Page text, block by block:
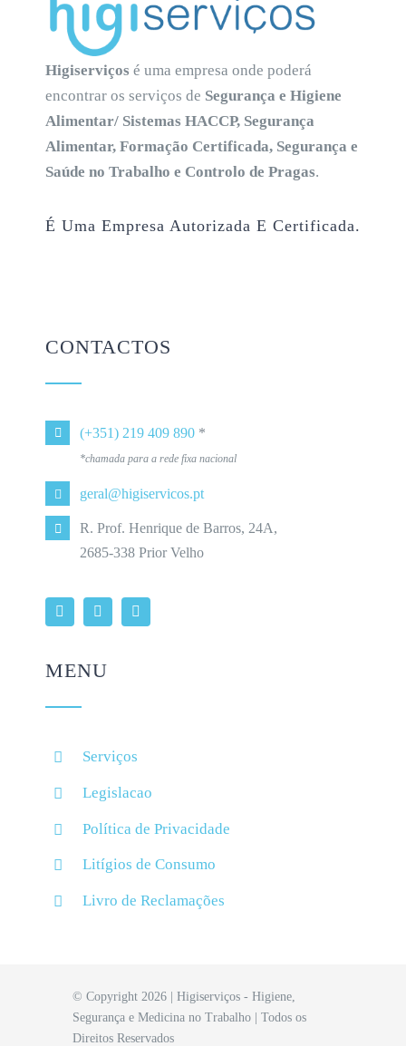
Higiserviços é uma empresa onde poderá
encontrar os serviços de Segurança e Higiene
Alimentar/ Sistemas HACCP, Segurança
Alimentar, Formação Certificada, Segurança e
Saúde no Trabalho e Controlo de Pragas.
É Uma Empresa Autorizada E Certificada.
CONTACTOS
(+351) 219 409 890 *
*chamada para a rede fixa nacional
geral@higiservicos.pt
R. Prof. Henrique de Barros, 24A,
2685-338 Prior Velho
MENU
Serviços
Legislacao
Política de Privacidade
Litígios de Consumo
Livro de Reclamações
© Copyright 2026 | Higiserviços - Higiene,
Segurança e Medicina no Trabalho | Todos os
Direitos Reservados